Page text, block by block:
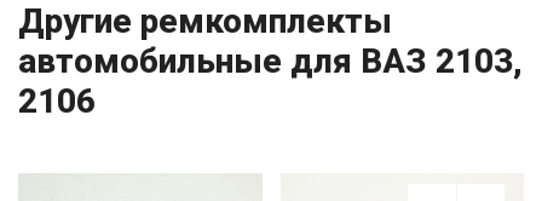
Другие ремкомплекты
автомобильные для ВАЗ 2103,
2106